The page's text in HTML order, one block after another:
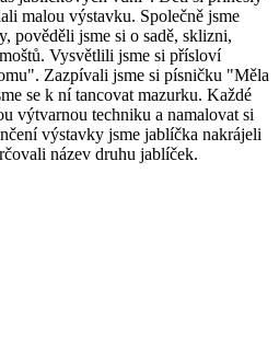
malou výstavku. Společně jsme
pověděli jsme si o sadě, sklizni,
Vysvětlili jsme si přísloví
Zazpívali jsme si písničku "Měla
se k ní tancovat mazurku. Každé
výtvarnou techniku a namalovat si
výstavky jsme jablíčka nakrájeli
název druhu jablíček.